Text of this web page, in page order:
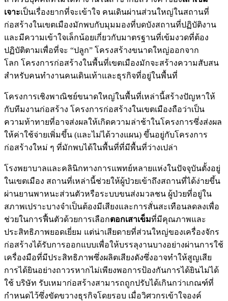
เจาะเป็นเรื่องยากที่จะเข้าใจ คนเดินผ่านส่วนใหญ่ในสถานที่
ก่อสร้างในเขตเมืองมักพบกับมุมมองที่บดบังสถานที่ปฏิบัติงาน
และมีความเข้าใจเล็กน้อยเกี่ยวกับมาตรฐานที่เข้มงวดที่ต้อง
ปฏิบัติตามเพื่อที่จะ “ปลูก” โครงสร้างขนาดใหญ่ออกจาก
โลก โครงการก่อสร้างในพื้นที่เขตเมืองมักจะสร้างความสับสน
สำหรับคนทำงานคนเดินเท้าและธุรกิจที่อยู่ในพื้นที่
โครงการเชิงพาณิชย์ขนาดใหญ่ในพื้นที่เหล่านี้สร้างปัญหาให้
กับทีมงานก่อสร้าง โครงการก่อสร้างในเขตเมืองถือว่าเป็น
ความท้าทายที่อาจส่งผลให้เกิดความล่าช้าในโครงการซึ่งส่งผล
ให้ค่าใช้จ่ายเพิ่มขึ้น (และไม่ได้วางแผน) ขึ้นอยู่กับโครงการ
ก่อสร้างใหม่ ๆ ที่มักพบได้ในพื้นที่ที่มีพื้นที่ว่างเปล่า
โรงพยาบาลและคลินิกทางการแพทย์หลายแห่งในปัจจุบันตั้งอยู่
ในเขตเมือง สถานที่เหล่านี้ช่วยให้ผู้ป่วยเข้าถึงสถานที่ได้ง่ายขึ้น
ผ่านยานพาหนะส่วนตัวหรือระบบขนส่งมวลชน ผู้ป่วยที่อยู่ใน
สภาพเปราะบางจำเป็นต้องมีเสียงและการสั่นสะเทือนลดลงเพื่อ
ช่วยในการฟื้นตัวด้วยการเลือกตอกเสาเข็มที่มีคุณภาพและ
ประสิทธิภาพยอดเยี่ยม แต่น่าเสียดายที่ส่วนใหญ่ของเครื่องจักร
ก่อสร้างได้รับการออกแบบเพื่อให้บรรลุงานบางอย่างผ่านการใช้
เครื่องมือที่มีประสิทธิภาพซึ่งผลิตเสียงดังซึ่งอาจทำให้สูญเสีย
การได้ยินอย่างถาวรหากไม่เพียงพอการป้องกันการได้ยินไม่ได้
ใช้ บริษัท รับเหมาก่อสร้างสามารถถูกปรับได้เกินกว่าเกณฑ์ที่
กำหนดไว้ซึ่งขัดขวางธุรกิจโดยรอบ เมื่อวิศวกรเข้าใจองค์